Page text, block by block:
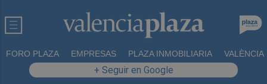
FORO PLAZA EMPRESAS PLAZA INMOBILIARIA VALÈNCIA
+ Seguir en Google